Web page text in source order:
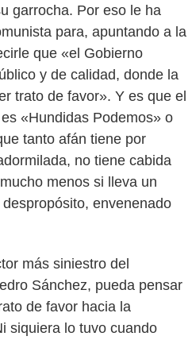
garrocha. Por eso le ha
para, apuntando a la
que «el Gobierno
y de calidad, donde la
trato de favor». Y es que el
«Hundidas Podemos» o
tanto afán tiene por
no tiene cabida
menos si lleva un
envenenado
más siniestro del
Sánchez, pueda pensar
de favor hacia la
siquiera lo tuvo cuando